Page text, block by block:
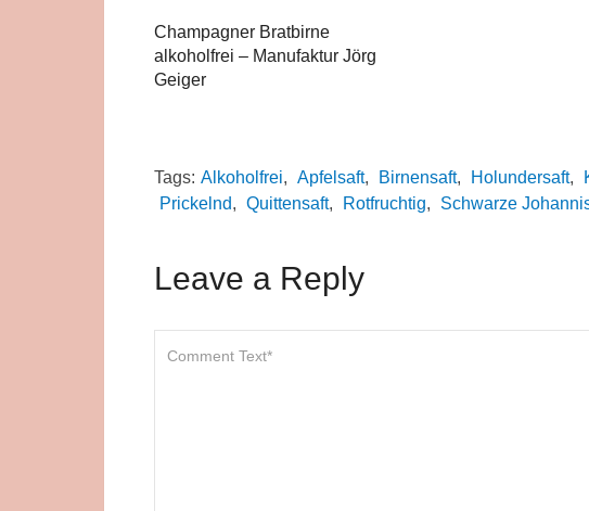
Champagner Bratbirne
alkoholfrei – Manufaktur Jörg
Geiger
Tags: Alkoholfrei, Apfelsaft, Birnensaft, Holundersaft,
Prickelnd, Quittensaft, Rotfruchtig, Schwarze
Leave a Reply